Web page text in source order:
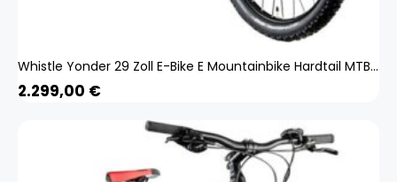
Whistle Yonder 29 Zoll E-Bike E Mountainbike Hardtail MTB Yamaha Pedelec Bike
2.299,00 €